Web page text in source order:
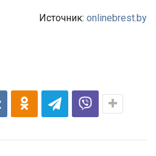
Источник: onlinebrest.by